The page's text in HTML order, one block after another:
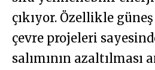
çıkıyor. Özellikle
çevre projeleri
salımının azaltılması